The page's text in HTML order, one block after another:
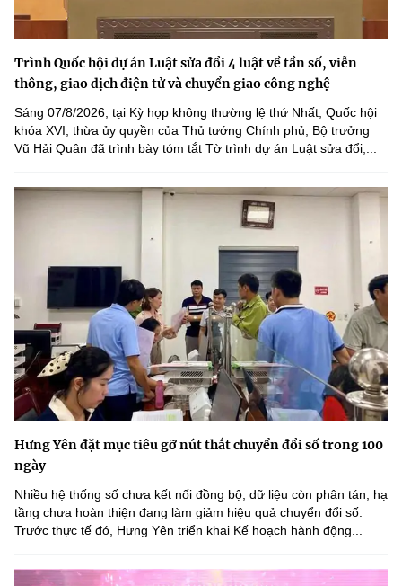
Trình Quốc hội dự án Luật sửa đổi 4 luật về tần số, viễn
thông, giao dịch điện tử và chuyển giao công nghệ
Sáng 07/8/2026, tại Kỳ họp không thường lệ thứ Nhất, Quốc hội
khóa XVI, thừa ủy quyền của Thủ tướng Chính phủ, Bộ trưởng
Vũ Hải Quân đã trình bày tóm tắt Tờ trình dự án Luật sửa đổi,...
Hưng Yên đặt mục tiêu gỡ nút thắt chuyển đổi số trong 100
ngày
Nhiều hệ thống số chưa kết nối đồng bộ, dữ liệu còn phân tán, hạ
tầng chưa hoàn thiện đang làm giảm hiệu quả chuyển đổi số.
Trước thực tế đó, Hưng Yên triển khai Kế hoạch hành động...